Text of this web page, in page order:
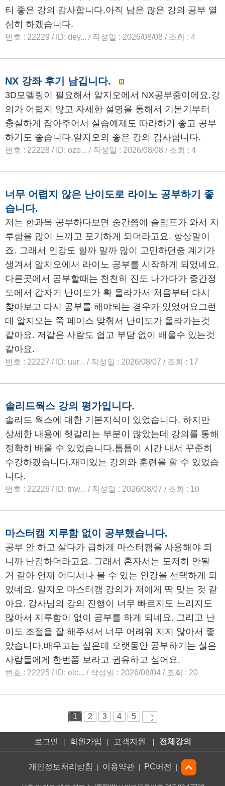
로그인 회원가입 고객지원 전체강의
개인정보처리방침 이용약관 PC버전